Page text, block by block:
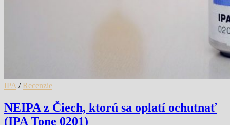
IPA / Recenzie
NEIPA z Čiech, ktorú sa oplatí ochutnať
(IPA Tone 0201)